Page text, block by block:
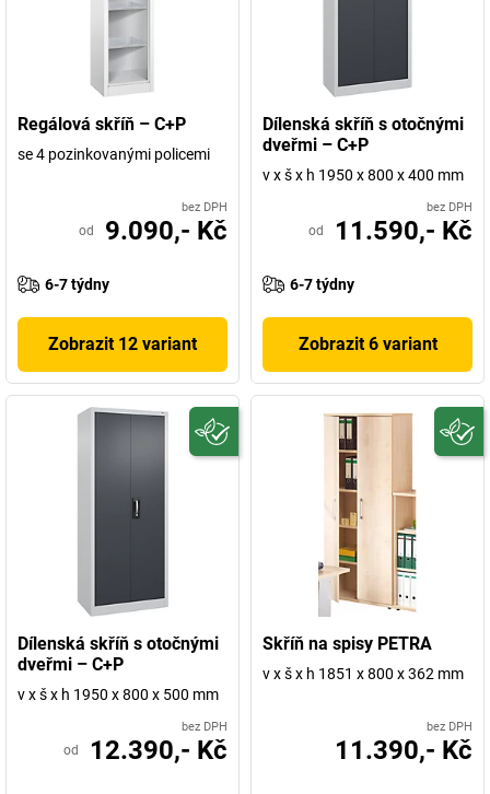
Regálová skříň – C+P
se 4 pozinkovanými policemi
bez DPH
od 9.090,- Kč
6-7 týdny
Zobrazit 12 variant
Dílenská skříň s otočnými
dveřmi – C+P
v x š x h 1950 x 800 x 400 mm
bez DPH
od 11.590,- Kč
6-7 týdny
Zobrazit 6 variant
Dílenská skříň s otočnými
dveřmi – C+P
v x š x h 1950 x 800 x 500 mm
bez DPH
od 12.390,- Kč
Skříň na spisy PETRA
v x š x h 1851 x 800 x 362 mm
bez DPH
11.390,- Kč